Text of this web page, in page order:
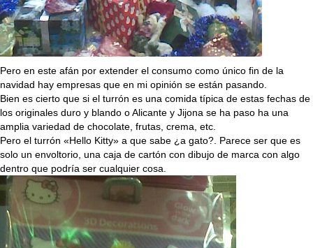
Pero en este afán por extender el consumo como único fin de la
navidad hay empresas que en mi opinión se están pasando.
Bien es cierto que si el turrón es una comida típica de estas fechas de
los originales duro y blando o Alicante y Jijona se ha paso ha una
amplia variedad de chocolate, frutas, crema, etc.
Pero el turrón «Hello Kitty» a que sabe ¿a gato?. Parece ser que es
solo un envoltorio, una caja de cartón con dibujo de marca con algo
dentro que podría ser cualquier cosa.